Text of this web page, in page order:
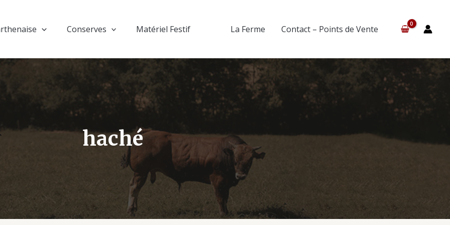
Conserves Matériel Festif La Ferme Contact – Points de Vente
haché